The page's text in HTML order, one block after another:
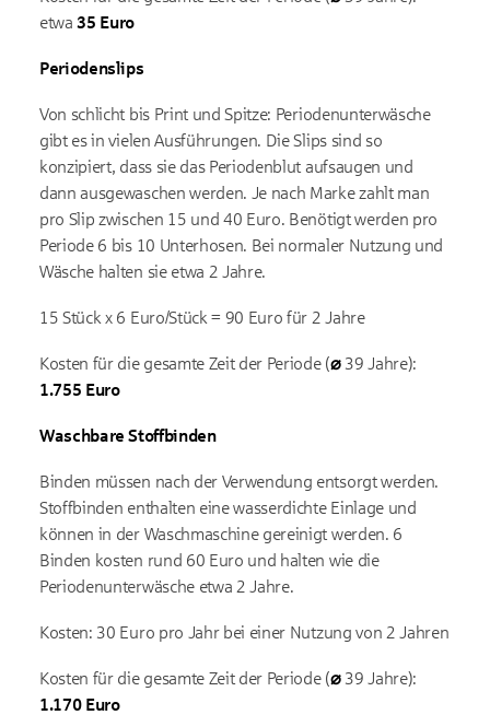
etwa35 Euro
Periodenslips
Von schlicht bis Print und Spitze: Periodenunterwäsche
gibt es in vielen Ausführungen. Die Slips sind so
konzipiert, dass sie das Periodenblut aufsaugen und
dann ausgewaschen werden. Je nach Marke zahlt man
pro Slip zwischen 15 und 40 Euro. Benötigt werden pro
Periode 6 bis 10 Unterhosen. Bei normaler Nutzung und
Wäsche halten sie etwa 2 Jahre.
15 Stück x 6 Euro/Stück = 90 Euro für 2 Jahre
Kosten für die gesamte Zeit der Periode (⌀ 39 Jahre):
1.755 Euro
Waschbare Stoffbinden
Binden müssen nach der Verwendung entsorgt werden.
Stoffbinden enthalten eine wasserdichte Einlage und
können in der Waschmaschine gereinigt werden. 6
Binden kosten rund 60 Euro und halten wie die
Periodenunterwäsche etwa 2 Jahre.
Kosten: 30 Euro pro Jahr bei einer Nutzung von 2 Jahren
Kosten für die gesamte Zeit der Periode (⌀ 39 Jahre):
1.170 Euro